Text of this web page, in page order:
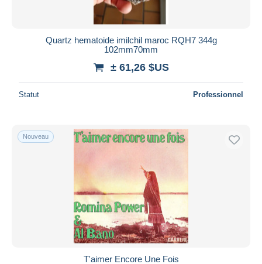
Quartz hematoide imilchil maroc RQH7 344g
102mm70mm
± 61,26 $US
Statut Professionnel
Nouveau
T'aimer Encore Une Fois